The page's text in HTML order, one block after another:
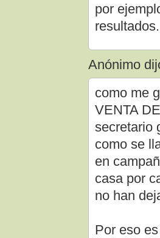
por
resultados.
Anónimo
como me
VENTA
secretario
como se
en
casa por
no han
Por eso